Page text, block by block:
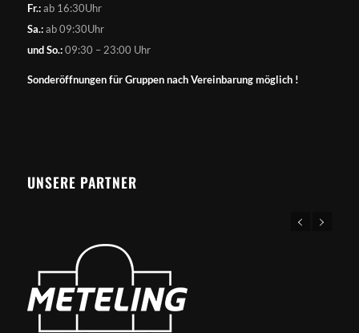
Fr.:ab 16:30Uhr
Sa.:ab 09:30Uhr
und So.:09:30 – 23:00 Uhr
Sonderöffnungen für Gruppen nach Vereinbarung möglich !
UNSERE PARTNER